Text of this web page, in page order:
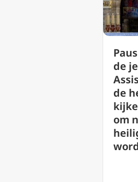
Paus Leo XIV tot
de jeugd van
Assisi: ‘Europa en
de hele wereld
kijken naar jullie